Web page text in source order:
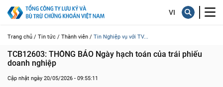
Trang chủ / Tin tức / Thành viên / Tin Nghiệp vụ với TV...
TCB12603: THÔNG BÁO Ngày hạch toán của trái phiếu
doanh nghiệp
Cập nhật ngày 20/05/2026 - 09:55:11